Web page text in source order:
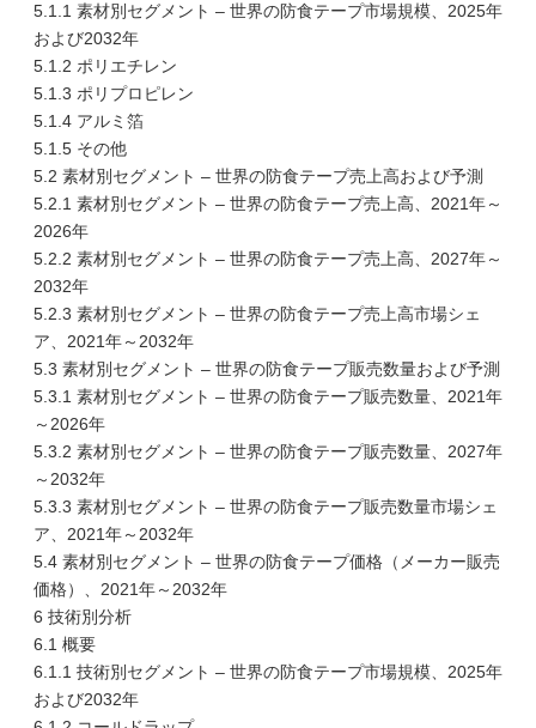
5.1.1 素材別セグメント – 世界の防食テープ市場規模、2025年
および2032年
5.1.2 ポリエチレン
5.1.3 ポリプロピレン
5.1.4 アルミ箔
5.1.5 その他
5.2 素材別セグメント – 世界の防食テープ売上高および予測
5.2.1 素材別セグメント – 世界の防食テープ売上高、2021年～
2026年
5.2.2 素材別セグメント – 世界の防食テープ売上高、2027年～
2032年
5.2.3 素材別セグメント – 世界の防食テープ売上高市場シェ
ア、2021年～2032年
5.3 素材別セグメント – 世界の防食テープ販売数量および予測
5.3.1 素材別セグメント – 世界の防食テープ販売数量、2021年
～2026年
5.3.2 素材別セグメント – 世界の防食テープ販売数量、2027年
～2032年
5.3.3 素材別セグメント – 世界の防食テープ販売数量市場シェ
ア、2021年～2032年
5.4 素材別セグメント – 世界の防食テープ価格（メーカー販売
価格）、2021年～2032年
6 技術別分析
6.1 概要
6.1.1 技術別セグメント – 世界の防食テープ市場規模、2025年
および2032年